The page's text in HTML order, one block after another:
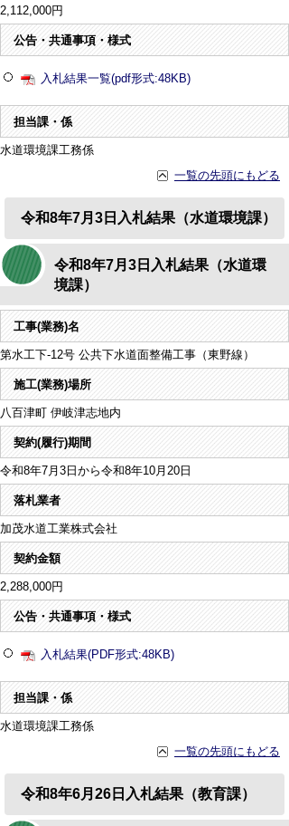
2,112,000円
公告・共通事項・様式
入札結果一覧(pdf形式:48KB)
担当課・係
水道環境課工務係
一覧の先頭にもどる
令和8年7月3日入札結果（水道環境課）
令和8年7月3日入札結果（水道環
境課）
工事(業務)名
第水工下-12号 公共下水道面整備工事（東野線）
施工(業務)場所
八百津町 伊岐津志地内
契約(履行)期間
令和8年7月3日から令和8年10月20日
落札業者
加茂水道工業株式会社
契約金額
2,288,000円
公告・共通事項・様式
入札結果(PDF形式:48KB)
担当課・係
水道環境課工務係
一覧の先頭にもどる
令和8年6月26日入札結果（教育課）